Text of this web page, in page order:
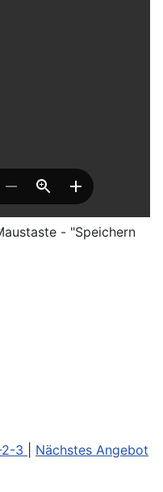
- "Speichern
3
Nächstes Angebot